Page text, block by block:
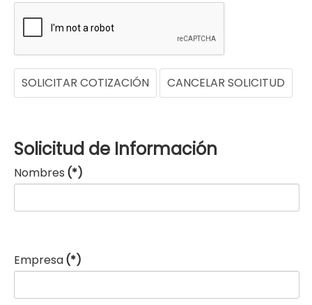
SOLICITAR COTIZACIÓN CANCELAR SOLICITUD
Solicitud de Información
Nombres (*)
Empresa(*)